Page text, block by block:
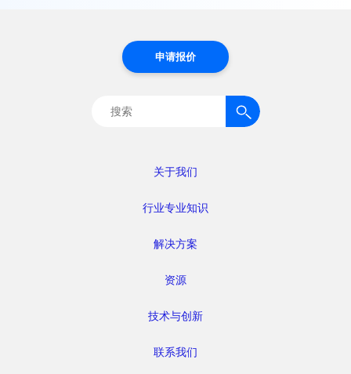
关于我们
行业专业知识
解决方案
资源
技术与创新
联系我们
申请报价
搜